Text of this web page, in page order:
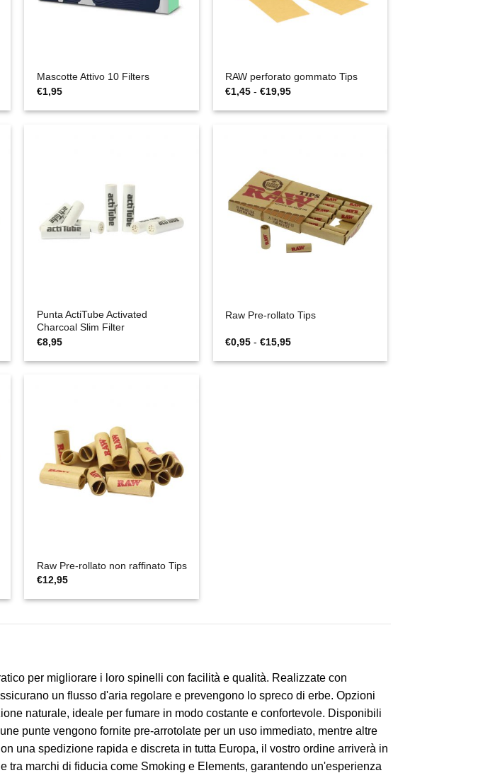
Mascotte Attivo 10 Filters
€1,95
RAW perforato gommato Tips
€1,45 - €19,95Fascia
prezzo:
Punta ActiTube Activated
Charcoal Slim Filter
€8,95
Raw Pre-rollato Tips
€0,95 - €15,95Fascia
prezzo:
Raw Pre-rollato non raffinato Tips
€12,95
per migliorare i loro spinelli con facilità e qualità. Realizzate con
un flusso d'aria regolare e prevengono lo spreco di erbe. Opzioni
naturale, ideale per fumare in modo costante e confortevole. Disponibili
punte vengono fornite pre-arrotolate per un uso immediato, mentre altre
una spedizione rapida e discreta in tutta Europa, il vostro ordine arriverà in
marchi di fiducia come Smoking e Elements, garantendo un'esperienza